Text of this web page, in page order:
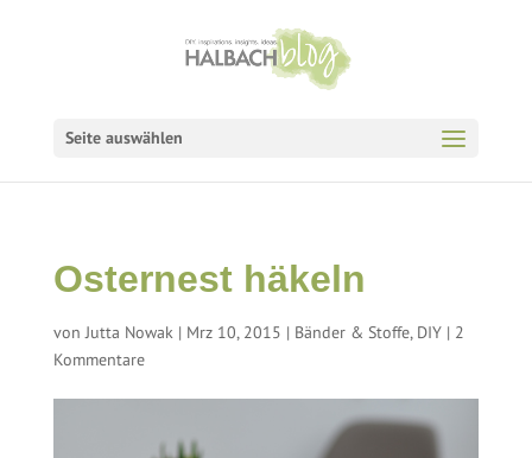
Seite auswählen
Osternest häkeln
vonJutta Nowak| Mrz 10, 2015 | Bänder & Stoffe, DIY| 2
Kommentare